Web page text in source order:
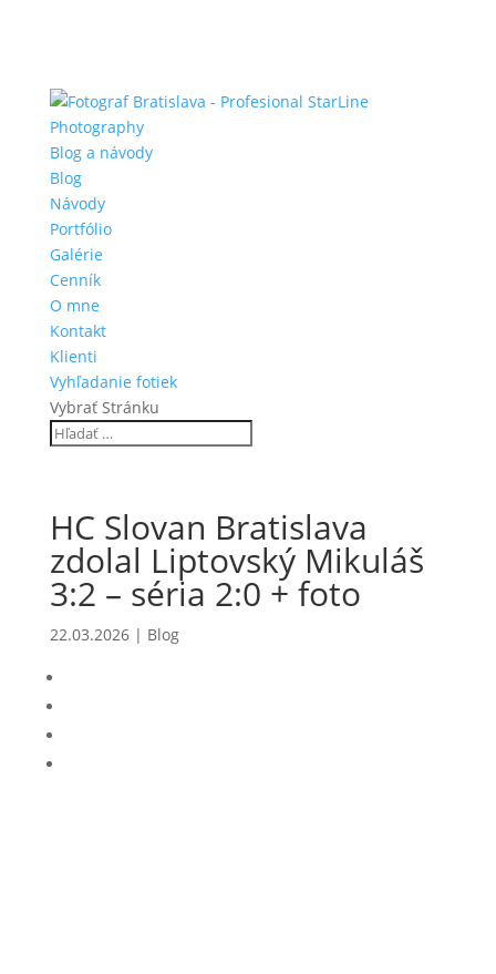
Blog a návody
Blog
Návody
Portfólio
Galérie
Cenník
O mne
Kontakt
Klienti
Vyhľadanie fotiek
Vybrať Stránku
HC Slovan Bratislava
zdolal Liptovský Mikuláš
3:2 – séria 2:0 + foto
22.03.2026| Blog